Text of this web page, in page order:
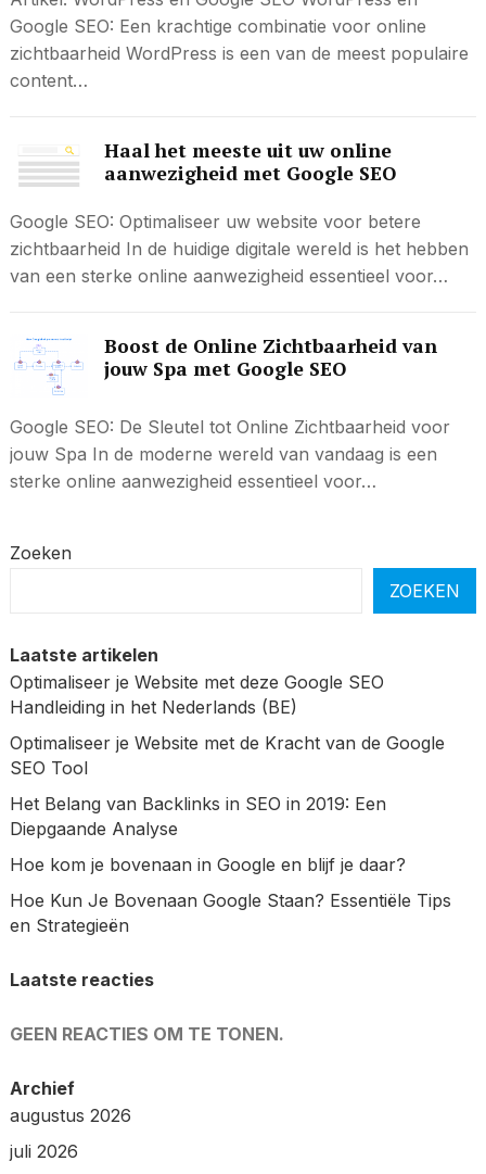
Google SEO: Een krachtige combinatie voor online
zichtbaarheid WordPress is een van de meest populaire
content…
Haal het meeste uit uw online
aanwezigheid met Google SEO
Google SEO: Optimaliseer uw website voor betere
zichtbaarheid In de huidige digitale wereld is het hebben
van een sterke online aanwezigheid essentieel voor…
Boost de Online Zichtbaarheid van
jouw Spa met Google SEO
Google SEO: De Sleutel tot Online Zichtbaarheid voor
jouw Spa In de moderne wereld van vandaag is een
sterke online aanwezigheid essentieel voor…
Zoeken
ZOEKEN
Laatste artikelen
Optimaliseer je Website met deze Google SEO
Handleiding in het Nederlands (BE)
Optimaliseer je Website met de Kracht van de Google
SEO Tool
Het Belang van Backlinks in SEO in 2019: Een
Diepgaande Analyse
Hoe kom je bovenaan in Google en blijf je daar?
Hoe Kun Je Bovenaan Google Staan? Essentiële Tips
en Strategieën
Laatste reacties
GEEN REACTIES OM TE TONEN.
Archief
augustus 2026
juli 2026